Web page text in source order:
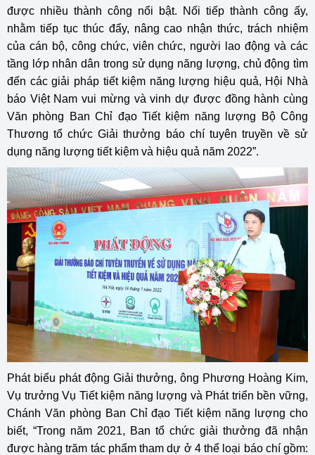
được nhiều thành công nổi bật. Nối tiếp thành công ấy,
nhằm tiếp tục thúc đẩy, nâng cao nhận thức, trách nhiệm
của cán bộ, công chức, viên chức, người lao động và các
tầng lớp nhân dân trong sử dụng năng lượng, chủ động tìm
đến các giải pháp tiết kiệm năng lượng hiệu quả, Hội Nhà
báo Việt Nam vui mừng và vinh dự được đồng hành cùng
Văn phòng Ban Chỉ đạo Tiết kiệm năng lượng Bộ Công
Thương tổ chức Giải thưởng báo chí tuyên truyền về sử
dụng năng lượng tiết kiệm và hiệu quả năm 2022”.
Phát biểu phát động Giải thưởng, ông Phương Hoàng Kim,
Vụ trưởng Vụ Tiết kiệm năng lượng và Phát triển bền vững,
Chánh Văn phòng Ban Chỉ đạo Tiết kiệm năng lượng cho
biết, “Trong năm 2021, Ban tổ chức giải thưởng đã nhận
được hàng trăm tác phẩm tham dự ở 4 thể loại báo chí gồm: